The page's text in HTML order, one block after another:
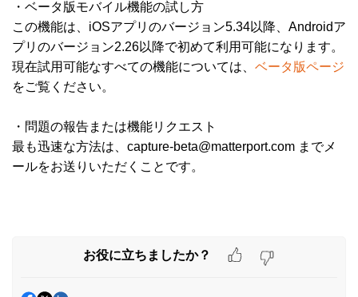
・ベータ版モバイル機能の試し方
この機能は、iOSアプリのバージョン5.34以降、Androidア
プリのバージョン2.26以降で初めて利用可能になります。
現在試用可能なすべての機能については、 ベータ版ページ
をご覧ください。
・問題の報告または機能リクエスト
最も迅速な方法は、capture-beta@matterport.com までメ
ールをお送りいただくことです。
お役に立ちましたか？